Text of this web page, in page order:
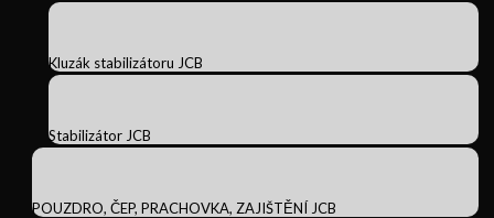
Kluzák stabilizátoru JCB
Stabilizátor JCB
POUZDRO, ČEP, PRACHOVKA, ZAJIŠTĚNÍ JCB